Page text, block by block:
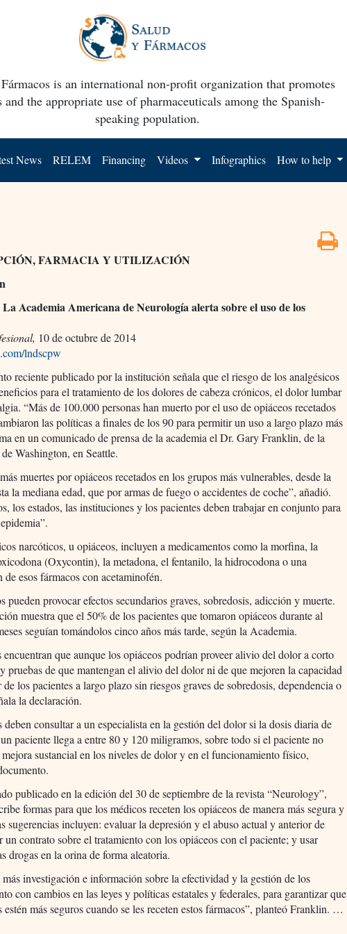
is an international non-profit organization that promotes
and the appropriate use of pharmaceuticals among the Spanish-
speaking population.
News RELEM Financing Videos Infographics How to help
FARMACIA Y UTILIZACIÓN
Academia Americana de Neurología alerta sobre el uso de los
10 de octubre de 2014
lndscpw
reciente publicado por la institución señala que el riesgo de los analgésicos
para el tratamiento de los dolores de cabeza crónicos, el dolor lumbar
“Más de 100.000 personas han muerto por el uso de opiáceos recetados
las políticas a finales de los 90 para permitir un uso a largo plazo más
en un comunicado de prensa de la academia el Dr. Gary Franklin, de la
Washington, en Seattle.
muertes por opiáceos recetados en los grupos más vulnerables, desde la
la mediana edad, que por armas de fuego o accidentes de coche”, añadió.
los estados, las instituciones y los pacientes deben trabajar en conjunto para
narcóticos, u opiáceos, incluyen a medicamentos como la morfina, la
(Oxycontin), la metadona, el fentanilo, la hidrocodona o una
de esos fármacos con acetaminofén.
pueden provocar efectos secundarios graves, sobredosis, adicción y muerte.
muestra que el 50% de los pacientes que tomaron opiáceos durante al
seguían tomándolos cinco años más tarde, según la Academia.
encuentran que aunque los opiáceos podrían proveer alivio del dolor a corto
pruebas de que mantengan el alivio del dolor ni de que mejoren la capacidad
los pacientes a largo plazo sin riesgos graves de sobredosis, dependencia o
la declaración.
deben consultar a un especialista en la gestión del dolor si la dosis diaria de
paciente llega a entre 80 y 120 miligramos, sobre todo si el paciente no
mejora sustancial en los niveles de dolor y en el funcionamiento físico,
publicado en la edición del 30 de septiembre de la revista “Neurology”,
formas para que los médicos receten los opiáceos de manera más segura y
sugerencias incluyen: evaluar la depresión y el abuso actual y anterior de
un contrato sobre el tratamiento con los opiáceos con el paciente; y usar
drogas en la orina de forma aleatoria.
más investigación e información sobre la efectividad y la gestión de los
con cambios en las leyes y políticas estatales y federales, para garantizar que
estén más seguros cuando se les receten estos fármacos”, planteó Franklin. …